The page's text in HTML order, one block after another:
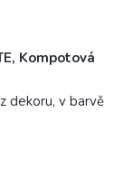
Kompotová
dekoru, v barvě